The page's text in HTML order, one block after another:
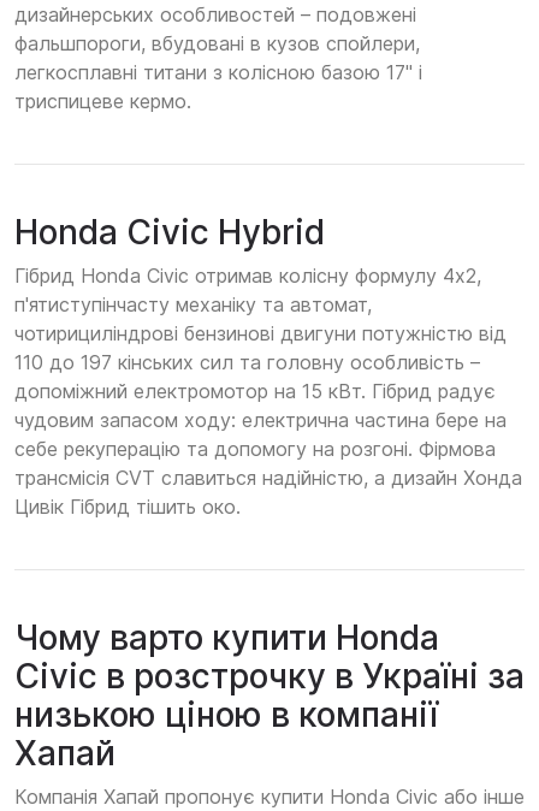
дизайнерських особливостей – подовжені
фальшпороги, вбудовані в кузов спойлери,
легкосплавні титани з колісною базою 17" і
триспицеве кермо.
Honda Civic Hybrid
Гібрид Honda Civic отримав колісну формулу 4х2,
п'ятиступінчасту механіку та автомат,
чотирициліндрові бензинові двигуни потужністю від
110 до 197 кінських сил та головну особливість –
допоміжний електромотор на 15 кВт. Гібрид радує
чудовим запасом ходу: електрична частина бере на
себе рекуперацію та допомогу на розгоні. Фірмова
трансмісія CVT славиться надійністю, а дизайн Хонда
Цивік Гібрид тішить око.
Чому варто купити Honda
Civic в розстрочку в Україні за
низькою ціною в компанії
Хапай
Компанія Хапай пропонує купити Honda Civic або інше